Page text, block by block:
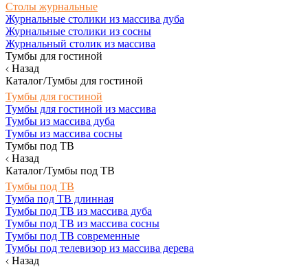
Столы журнальные
Журнальные столики из массива дуба
Журнальные столики из сосны
Журнальный столик из массива
Тумбы для гостиной
Назад
Каталог/Тумбы для гостиной
Тумбы для гостиной
Тумбы для гостиной из массива
Тумбы из массива дуба
Тумбы из массива сосны
Тумбы под ТВ
Назад
Каталог/Тумбы под ТВ
Тумбы под ТВ
Тумба под ТВ длинная
Тумбы под ТВ из массива дуба
Тумбы под ТВ из массива сосны
Тумбы под ТВ современные
Тумбы под телевизор из массива дерева
Назад